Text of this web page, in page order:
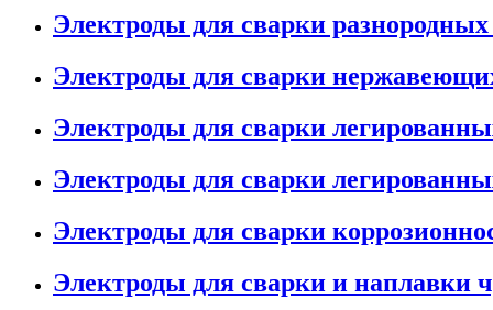
Электроды для сварки
Электроды для сварки
Электроды для сварки
Электроды для сварки
Электроды для сварки
Электроды для сварки и наплавки